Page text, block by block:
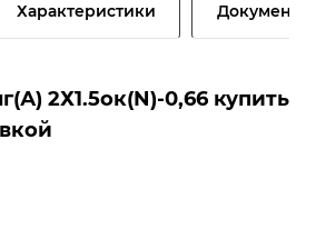
Характеристики Документы
2Х1.5ок(N)-0,66 купить